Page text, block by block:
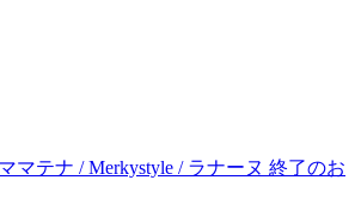
マテナ / Merkystyle / ラナーヌ 終了のお